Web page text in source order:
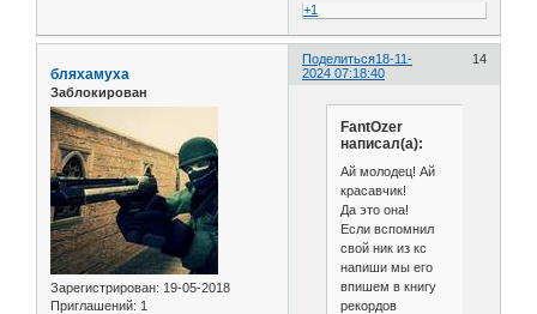
+1
Поделиться 14
18-11-
2024 07:18:40
бляхамуха
Заблокирован
Зарегистрирован: 19-05-2018
Приглашений: 1
FantOzer
написал(а):
Ай молодец! Ай
красавчик!
Да это она!
Если вспомнил
свой ник из кс
напиши мы его
впишем в книгу
рекордов